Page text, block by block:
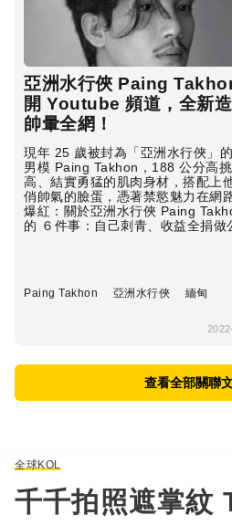
亞洲水行俠 Paing
開 Youtube 頻道，全新
帥暈全網！
現年 25 歲被封為「亞洲水行俠」
男模 Paing Takhon，188 公分高
高、結實勇猛的肌肉身材，搭配上
俏帥氣的臉蛋，憑著禁慾魅力在網
爆紅：關於亞洲水行俠 Paing
的 ６件事：自己刺青、收益全捐做
Paing Takhon 亞洲水行俠 緬甸
查看全部關聯
全球KOL
千千拍照遮掌紋